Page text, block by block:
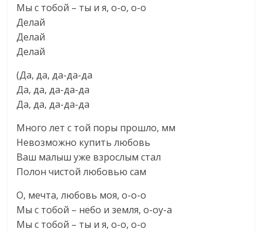
Мы с тобой – ты и я, о-о, о-о
Делай
Делай
Делай
(Да, да, да-да-да
Да, да, да-да-да
Да, да, да-да-да
Много лет с той поры прошло, мм
Невозможно купить любовь
Ваш малыш уже взрослым стал
Полон чистой любовью сам
О, мечта, любовь моя, о-о-о
Мы с тобой – небо и земля, о-оу-а
Мы с тобой – ты и я, о-о, о-о